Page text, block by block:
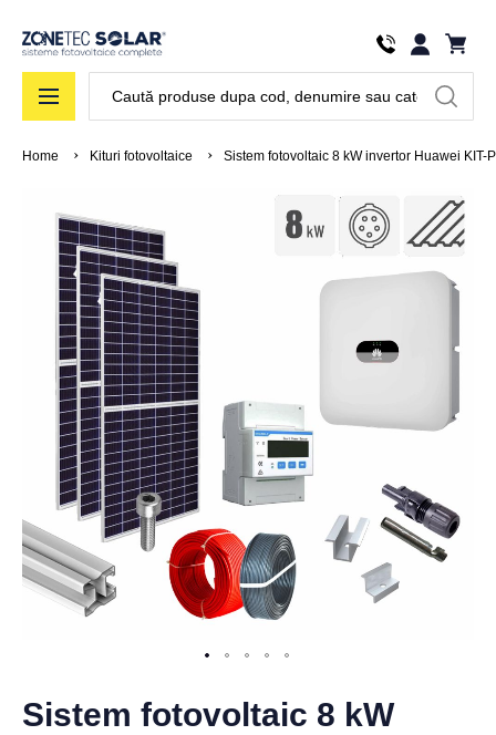
Home Kituri fotovoltaice Sistem fotovoltaic 8 kW invertor Huawei
Sistem fotovoltaic 8 kW